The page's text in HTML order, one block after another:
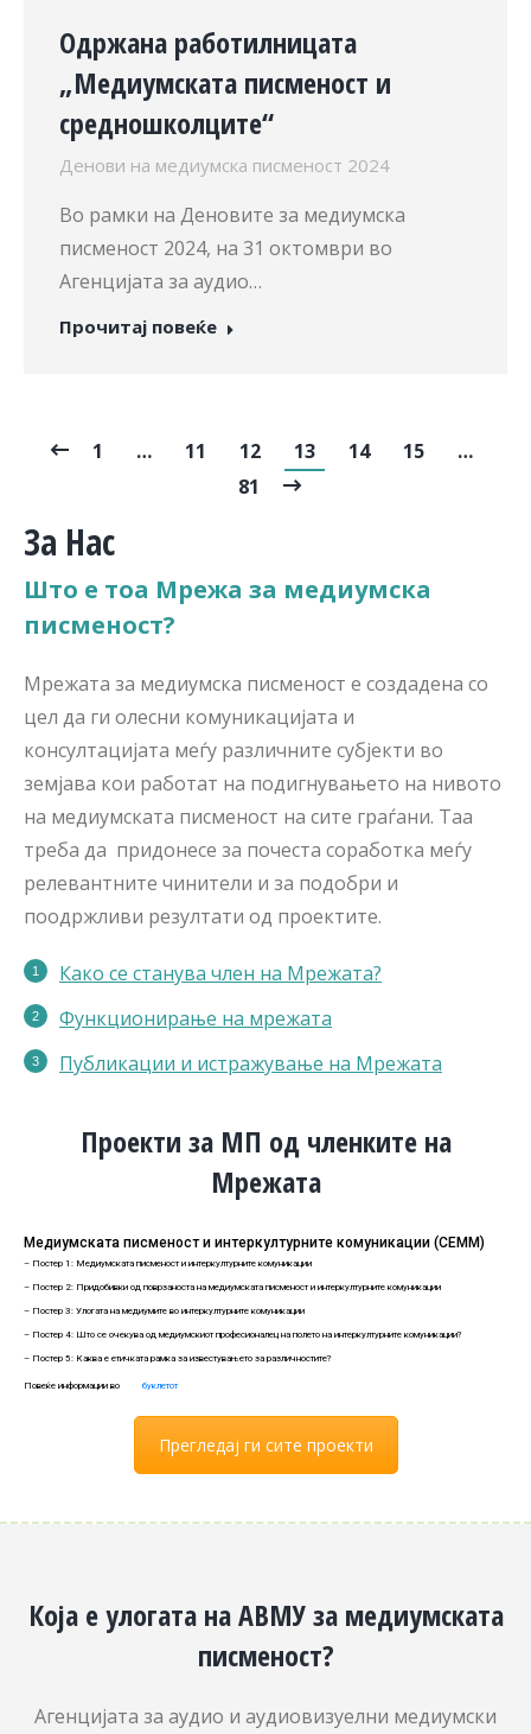
Одржана работилницата
„Медиумската писменост и
средношколците“
Денови на медиумска писменост 2024
Во рамки на Деновите за медиумска
писменост 2024, на 31 октомври во
Агенцијата за аудио…
Прочитај повеќе
1 … 11 12 13 14 15
…
81
За Нас
Што е тоа Мрежа за медиумска
писменост?
Мрежата за медиумска писменост е создадена со
цел да ги олесни комуникацијата и
консултацијата меѓу различните субјекти во
земјава кои работат на подигнувањето на нивото
на медиумската писменост на сите граѓани. Таа
треба да придонесе за почеста соработка меѓу
релевантните чинители и за подобри и
поодржливи резултати од проектите.
Како се станува член на Мрежата?
Функционирање на мрежата
Публикации и истражување на Мрежата
Проекти за МП од членките на
Мрежата
– Постер 1: Медиумската писменост и интеркултурните комуникации
– Постер 2: Придобивки од поврзаноста на медиумската писменост и интеркултурните комуникации
– Постер 3: Улогата на медиумите во интеркултурните комуникации
– Постер 4: Што се очекува од медиумскиот професионалец на полето на интеркултурните комуникации?
– Постер 5: Каква е етичката рамка за известувањето за различностите?
Медиумската писменост и интеркултурните комуникации (СЕММ)
Повеќе информации во буклетот
Прегледај ги сите проекти
Која е улогата на АВМУ за медиумската
писменост?
Агенцијата за аудио и аудиовизуелни медиумски